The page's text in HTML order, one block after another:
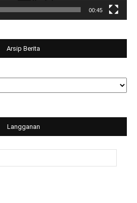
00:45
Arsip Berita
Langganan